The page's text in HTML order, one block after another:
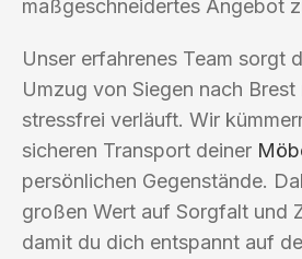
maßgeschneidertes Angebot
Unser erfahrenes Team sorgt
Umzug von Siegen nach
stressfrei verläuft. Wir
sicheren Transport deiner
persönlichen Gegenstände.
großen Wert auf Sorgfalt und
damit du dich entspannt auf